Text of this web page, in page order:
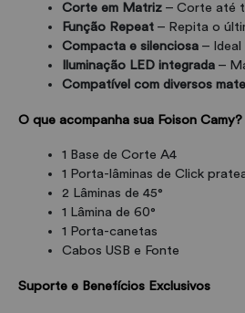
Corte em Matriz – Corte até
Função Repeat – Repita o
Compacta e silenciosa –
Iluminação LED integrada –
Compatível com diversos
O que acompanha sua Foison Camy?
1 Base de Corte A4
1 Porta-lâminas de Click
2 Lâminas de 45°
1 Lâmina de 60°
1 Porta-canetas
Cabos USB e Fonte
Suporte e Benefícios Exclusivos